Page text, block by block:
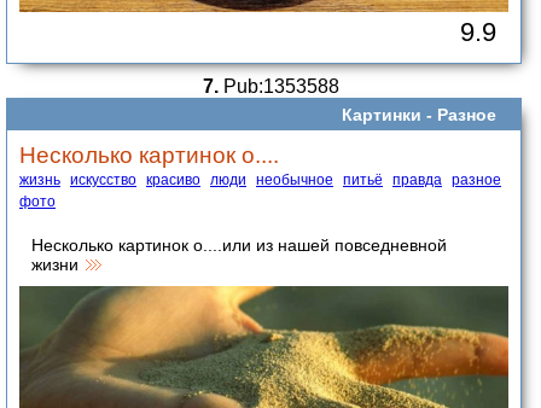
9.9
7.Pub:1353588
Картинки - Разное
Несколько картинок о....
жизнь искусство красиво люди необычное питьё правда разное
фото
Несколько картинок о....или из нашей повседневной
жизни